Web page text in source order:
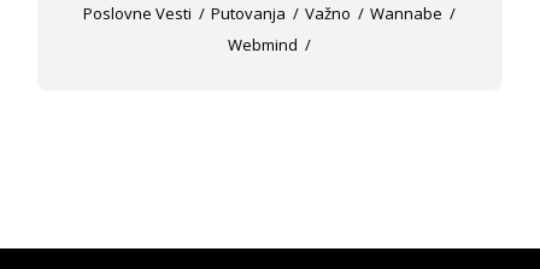
Poslovne Vesti
Putovanja Važno
Wannabe
Webmind